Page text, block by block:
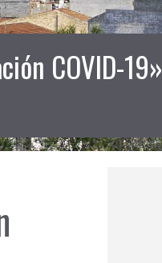
COVID-19»